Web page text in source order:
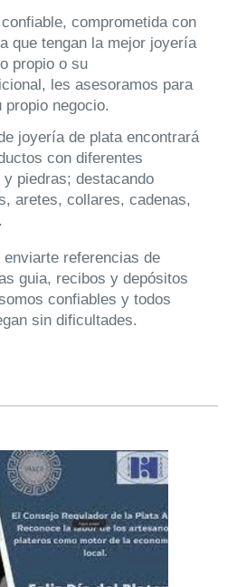
comprometida con
que tengan la mejor joyería
propio o su
les asesoramos para
propio negocio.
joyería de plata encontrará
con diferentes
piedras; destacando
aretes, collares, cadenas,
referencias de
guia, recibos y depósitos
confiables y todos
sin dificultades.